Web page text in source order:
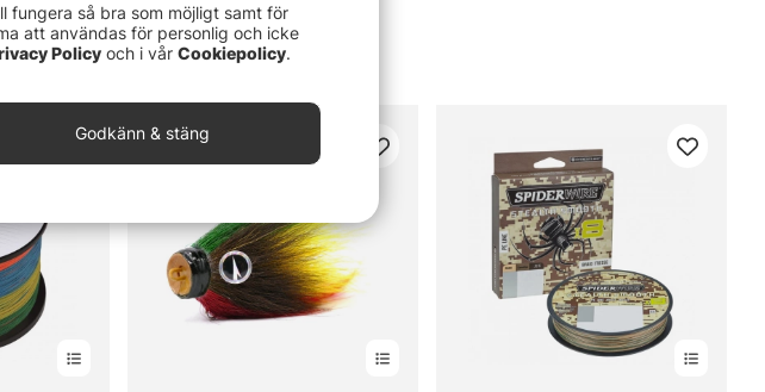
fungera så bra som möjligt samt för
att användas för personlig och icke
Policy och i vår Cookiepolicy.
Godkänn & stäng